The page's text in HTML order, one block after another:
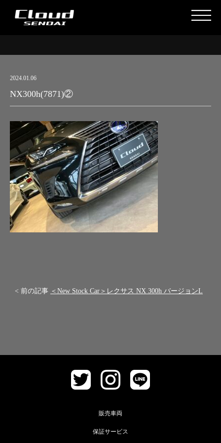
2024.01.06
NX300h(7871)②
< 前の記事 ＜New Stock Car＞レクサス NX 300h バージョンL
販売車両
保証サービス